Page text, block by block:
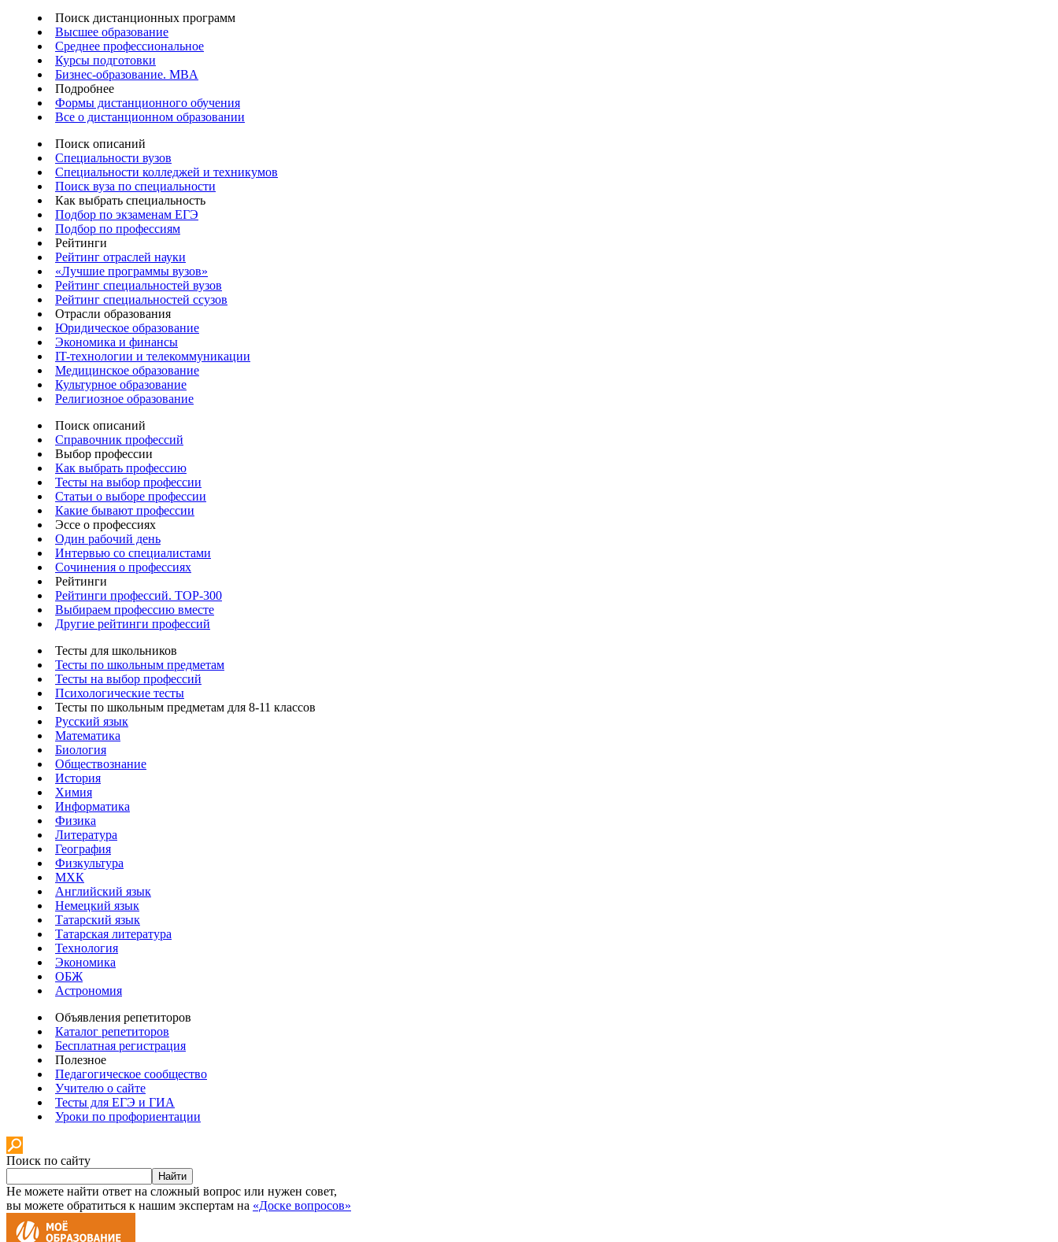
Поиск дистанционных программ
Высшее образование
Среднее профессиональное
Курсы подготовки
Бизнес-образование. MBA
Подробнее
Формы дистанционного обучения
Все о дистанционном образовании
Поиск описаний
Специальности вузов
Специальности колледжей и техникумов
Поиск вуза по специальности
Как выбрать специальность
Подбор по экзаменам ЕГЭ
Подбор по профессиям
Рейтинги
Рейтинг отраслей науки
«Лучшие программы вузов»
Рейтинг специальностей вузов
Рейтинг специальностей ссузов
Отрасли образования
Юридическое образование
Экономика и финансы
IT-технологии и телекоммуникации
Медицинское образование
Культурное образование
Религиозное образование
Поиск описаний
Справочник профессий
Выбор профессии
Как выбрать профессию
Тесты на выбор профессии
Статьи о выборе профессии
Какие бывают профессии
Эссе о профессиях
Один рабочий день
Интервью со специалистами
Сочинения о профессиях
Рейтинги
Рейтинги профессий. TOP-300
Выбираем профессию вместе
Другие рейтинги профессий
Тесты для школьников
Тесты по школьным предметам
Тесты на выбор профессий
Психологические тесты
Тесты по школьным предметам для 8-11 классов
Русский язык
Математика
Биология
Обществознание
История
Химия
Информатика
Физика
Литература
География
Физкультура
МХК
Английский язык
Немецкий язык
Татарский язык
Татарская литература
Технология
Экономика
ОБЖ
Астрономия
Объявления репетиторов
Каталог репетиторов
Бесплатная регистрация
Полезное
Педагогическое сообщество
Учителю о сайте
Тесты для ЕГЭ и ГИА
Уроки по профориентации
Поиск по сайту
Найти
Не можете найти ответ на сложный вопрос или нужен совет,
вы можете обратиться к нашим экспертам на «Доске вопросов»